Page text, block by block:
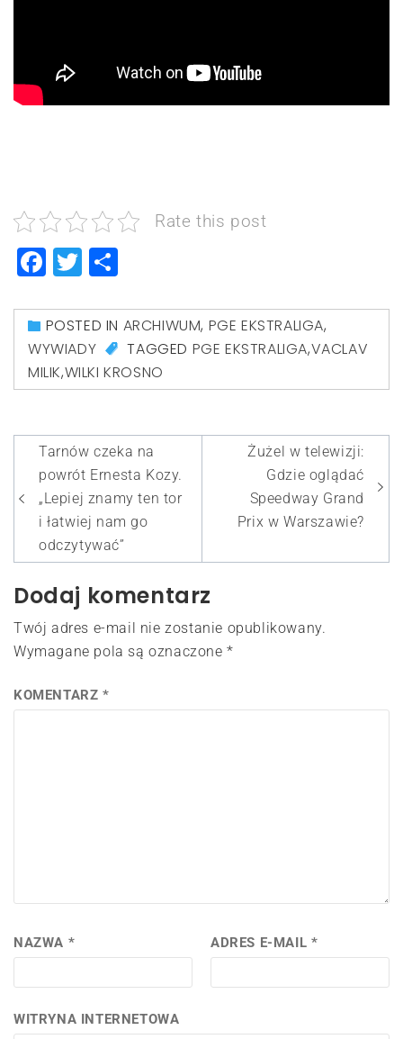
Rate this post
Facebook
Twitter
POSTED IN ARCHIWUM, PGE EKSTRALIGA,
WYWIADY
TAGGED PGE EKSTRALIGA,VACLAV
MILIK,WILKI KROSNO
Nawigacja
wpisu
Tarnów czeka na
powrót Ernesta Kozy.
„Lepiej znamy ten tor
i łatwiej nam go
odczytywać”
Żużel w telewizji:
Gdzie oglądać
Speedway Grand
Prix w Warszawie?
Dodaj komentarz
Twój adres e-mail nie zostanie opublikowany.
Wymagane pola są oznaczone*
KOMENTARZ *
NAZWA * ADRES E-MAIL *
WITRYNA INTERNETOWA